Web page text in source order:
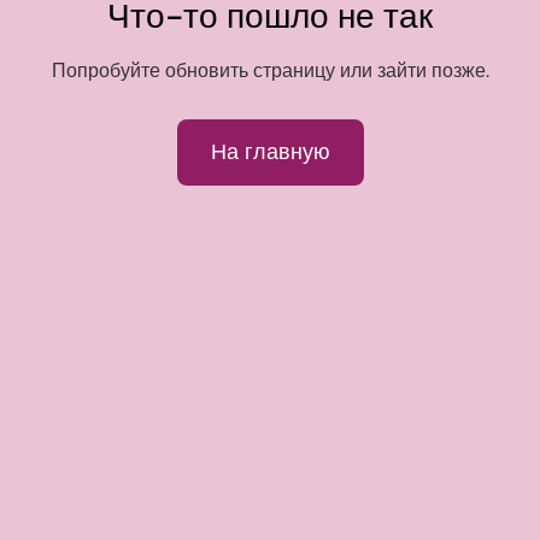
Что-то пошло не так
Попробуйте обновить страницу или зайти позже.
На главную